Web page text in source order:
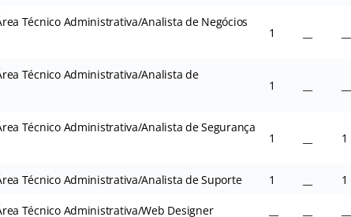
Técnico Administrativa/Analista de Negócios
1
Técnico Administrativa/Analista de
1
Técnico Administrativa/Analista de Segurança
1 1
Técnico Administrativa/Analista de Suporte 1 1
Técnico Administrativa/Web Designer